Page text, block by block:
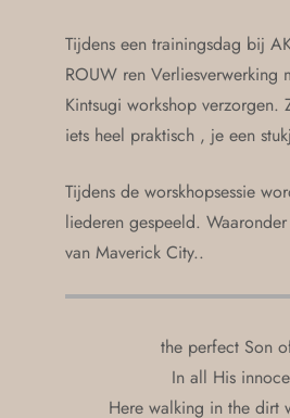
Tijdens een trainingsdag bij
ROUW ren Verliesverwerking
Kintsugi workshop verzorgen.
iets heel praktisch , je een
Tijdens de worskhopsessie
liederen gespeeld.
van Maverick City..
the perfect Son
In all His
Here walking in the dirt